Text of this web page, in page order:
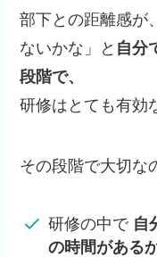
部下との距離感が
ないかな」と 自分
段階で、
研修はとても有効
その段階で大切な
研修の中で 自
の時間がある